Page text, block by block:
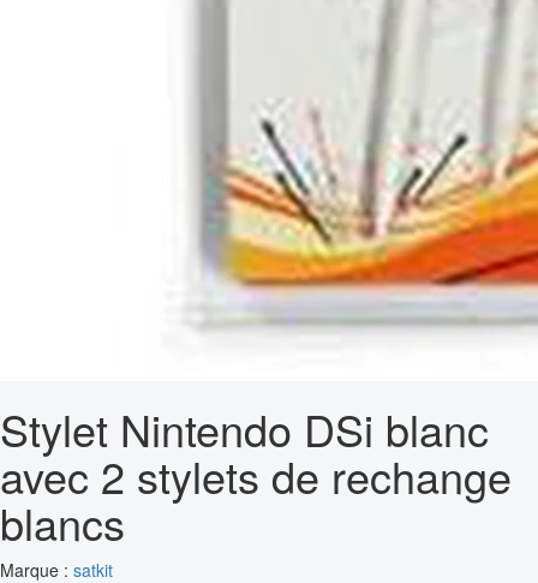
Stylet Nintendo DSi blanc
avec 2 stylets de rechange
blancs
Marque : satkit